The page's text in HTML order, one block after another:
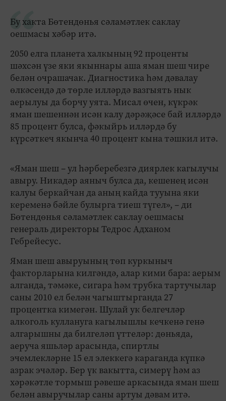
Бу хакта Бөтендөнья сәламәтлек саклау
оешмасы хәбәр итә.
2050 елга планета халкының 92 проценты
шәхсән үзе яки якыннары аша яман шеш чире
белән очрашачак. Диагностика һәм дәвалау
өлкәсендә дә төрле илләрдә вазгыять нык
аерылуы да борчу уята. Мисал өчен, күкрәк
яман шешеннән исән калу дәрәҗәсе бай илләрдә
85 процент булса, фәкыйрь илләрдә бу
күрсәткеч якынча 40 процент кына тәшкил итә.
«Яман шеш – ул һәрберебезгә диярлек кагылучы
авыру. Никадәр аяныч булса да, кешенең исән
калуы беркайчан да аның кайда тууына яки
кеременә бәйле булырга тиеш түгел», – ди
Бөтендөнья сәламәтлек саклау оешмасы
генераль директоры Тедрос Адханом
Гебрейесус.
Яман шеш авыруының төп куркыныч
факторларына килгәндә, алар кими бара: аерым
алганда, тәмәке, сигара һәм трубка тартучылар
саны 2010 ел белән чагыштырганда 27
процентка кимегән. Шулай ук белгечләр
алкоголь куллануга кагылышлы кечкенә генә
алгарышны да билгеләп үттеләр: дөньяда,
аеруча яшьләр арасында, спиртлы
эчемлекләрне 15 ел элеккегә караганда күпкә
азрак эчәләр. Бер үк вакытта, симерү һәм аз
хәрәкәтле тормыш рәвеше аркасында яман шеш
белән авыручылар саны артуы дәвам итә.